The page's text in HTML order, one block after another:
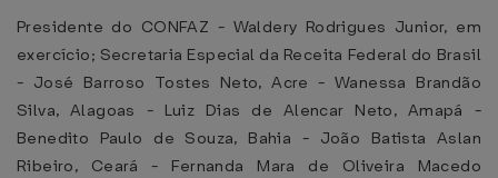
Presidente do CONFAZ - Waldery Rodrigues Junior, em
exercício; Secretaria Especial da Receita Federal do Brasil
- José Barroso Tostes Neto, Acre - Wanessa Brandão
Silva, Alagoas - Luiz Dias de Alencar Neto, Amapá -
Benedito Paulo de Souza, Bahia - João Batista Aslan
Ribeiro, Ceará - Fernanda Mara de Oliveira Macedo